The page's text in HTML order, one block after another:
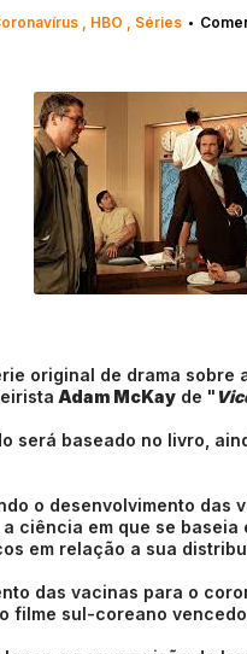
HBO Séries •
original de drama sobre
Adam McKay de "
será baseado no livro,
o desenvolvimento das
ciência em que se
em relação a sua
das vacinas para o
filme sul-coreano